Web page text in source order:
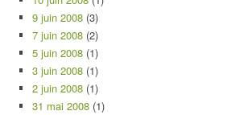
9 juin 2008 (3)
7 juin 2008 (2)
5 juin 2008 (1)
3 juin 2008 (1)
2 juin 2008 (1)
31 mai 2008 (1)